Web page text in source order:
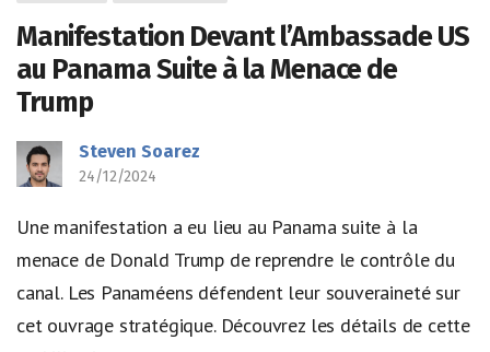
Manifestation Devant l’Ambassade US
au Panama Suite à la Menace de
Trump
Steven Soarez
24/12/2024
Une manifestation a eu lieu au Panama suite à la
menace de Donald Trump de reprendre le contrôle du
canal. Les Panaméens défendent leur souveraineté sur
cet ouvrage stratégique. Découvrez les détails de cette